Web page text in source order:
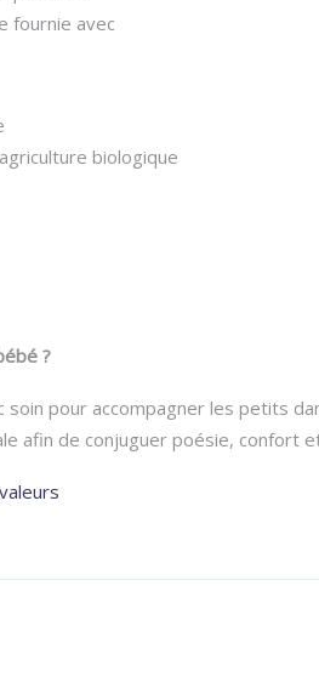
fournie avec
biologique
?
soin pour accompagner les petits
afin de conjuguer poésie, confort
valeurs